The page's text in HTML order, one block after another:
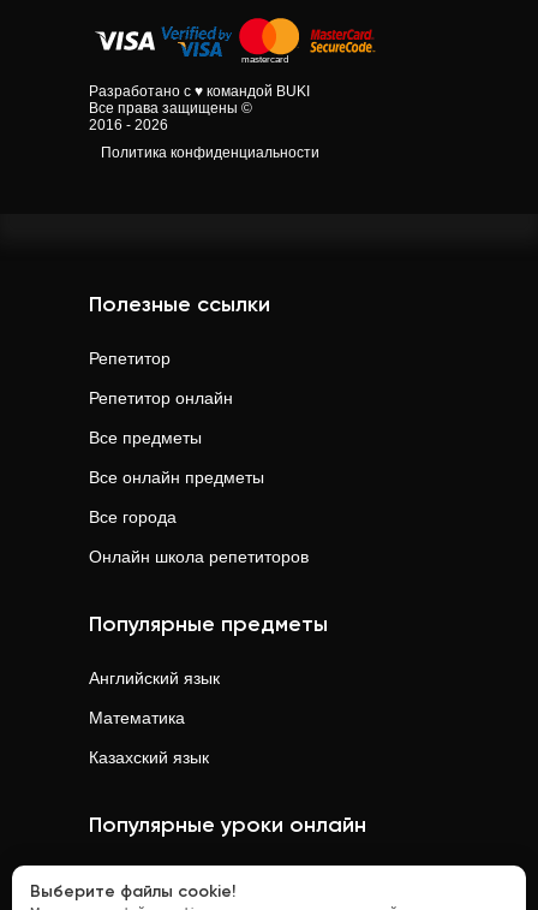
Разработано с ♥ командой BUKI
Все права защищены ©
2016 - 2026
Политика конфиденциальности
Полезные ссылки
Репетитор
Репетитор онлайн
Все предметы
Все онлайн предметы
Все города
Онлайн школа репетиторов
Популярные предметы
Английский язык
Математика
Казахский язык
Популярные уроки онлайн
Выберите файлы cookie!